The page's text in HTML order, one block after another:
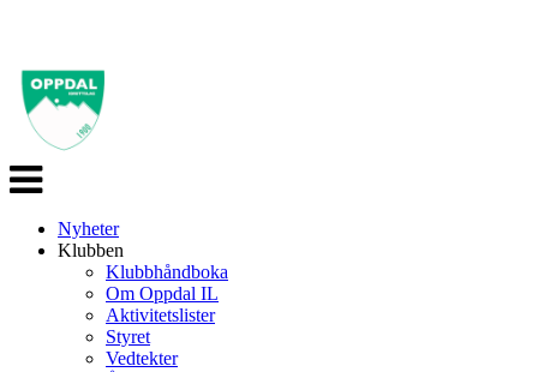
Veksle
navigasjon
Nyheter
Klubben
Klubbhåndboka
Om Oppdal IL
Aktivitetslister
Styret
Vedtekter